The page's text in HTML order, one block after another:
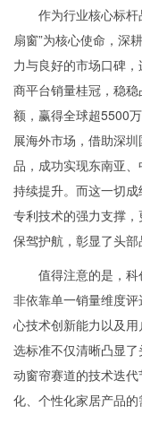
作为行业核心标
扇窗”为核心使命，深
力与良好的市场口碑
商平台销量桂冠，稳
额，赢得全球超5500
展海外市场，借助深
品，成功实现东南亚
持续提升。而这一切
专利技术的强力支撑
保驾护航，彰显了头部
值得注意的是，
非依靠单一销量维度
心技术创新能力以及
选标准不仅清晰凸显
动窗帘赛道的技术迭
化、个性化家居产品的